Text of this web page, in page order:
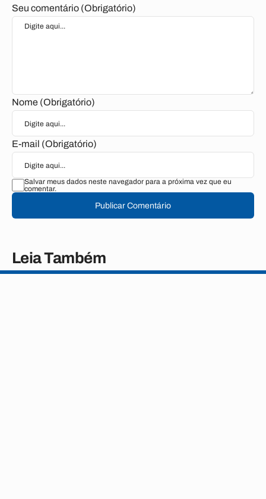
Seu comentário (Obrigatório)
Nome (Obrigatório)
E-mail (Obrigatório)
Salvar meus dados neste navegador para a próxima vez que eu
comentar.
Publicar Comentário
Leia Também